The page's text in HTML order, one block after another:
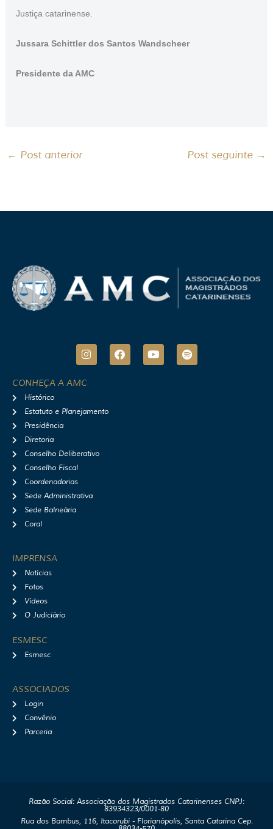
Justiça catarinense.
Jussara Schittler dos Santos Wandscheer
Presidente da AMC
← Post anterior Post seguinte →
I
n
t
r
F
a
Y
o
S
p
CONHEÇA A AMC
Histórico
Estatuto e Planejamento
Presidência
Diretoria
Conselho Deliberativo
Conselho Fiscal
Coordenadorias
Sede Administrativa
Sede Balneária
Coral
IMPRENSA
Notícias
Fotos
Vídeos
O Judiciário
ESMESC
Esmesc
ASSOCIADOS
Login
Convênio
Parceria
Razão Social: Associação dos Magistrados Catarinenses CNPJ:
83934323/0001-80
Rua dos Bambus, 116, Itacorubi - Florianópolis, Santa Catarina Cep.